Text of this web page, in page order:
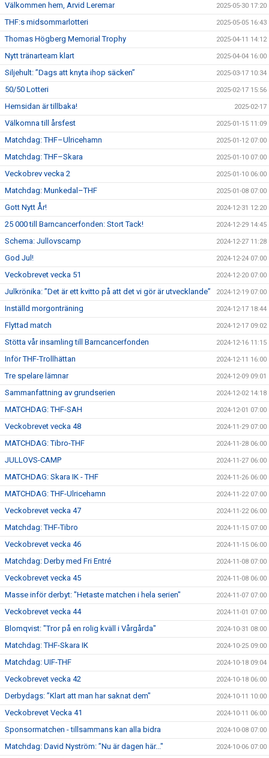
Välkommen hem, Arvid Leremar 2025-05-30 17:20
THF:s midsommarlotteri 2025-05-05 16:43
Thomas Högberg Memorial Trophy 2025-04-11 14:12
Nytt tränarteam klart 2025-04-04 16:00
Siljehult: ”Dags att knyta ihop säcken” 2025-03-17 10:34
50/50 Lotteri 2025-02-17 15:56
Hemsidan är tillbaka! 2025-02-17
Välkomna till årsfest 2025-01-15 11:09
Matchdag: THF–Ulricehamn 2025-01-12 07:00
Matchdag: THF–Skara 2025-01-10 07:00
Veckobrev vecka 2 2025-01-10 06:00
Matchdag: Munkedal–THF 2025-01-08 07:00
Gott Nytt År! 2024-12-31 12:20
25 000 till Barncancerfonden: Stort Tack! 2024-12-29 14:45
Schema: Jullovscamp 2024-12-27 11:28
God Jul! 2024-12-24 07:00
Veckobrevet vecka 51 2024-12-20 07:00
Julkrönika: ”Det är ett kvitto på att det vi gör är utvecklande” 2024-12-19 07:00
Inställd morgonträning 2024-12-17 18:44
Flyttad match 2024-12-17 09:02
Stötta vår insamling till Barncancerfonden 2024-12-16 11:15
Inför THF-Trollhättan 2024-12-11 16:00
Tre spelare lämnar 2024-12-09 09:01
Sammanfattning av grundserien 2024-12-02 14:18
MATCHDAG: THF-SAH 2024-12-01 07:00
Veckobrevet vecka 48 2024-11-29 07:00
MATCHDAG: Tibro-THF 2024-11-28 06:00
JULLOVS-CAMP 2024-11-27 06:00
MATCHDAG: Skara IK - THF 2024-11-26 06:00
MATCHDAG: THF-Ulricehamn 2024-11-22 07:00
Veckobrevet vecka 47 2024-11-22 06:00
Matchdag: THF-Tibro 2024-11-15 07:00
Veckobrevet vecka 46 2024-11-15 06:00
Matchdag: Derby med Fri Entré 2024-11-08 07:00
Veckobrevet vecka 45 2024-11-08 06:00
Masse inför derbyt: "Hetaste matchen i hela serien" 2024-11-07 07:00
Veckobrevet vecka 44 2024-11-01 07:00
Blomqvist: "Tror på en rolig kväll i Vårgårda" 2024-10-31 08:00
Matchdag: THF-Skara IK 2024-10-25 09:00
Matchdag: UIF-THF 2024-10-18 09:04
Veckobrevet vecka 42 2024-10-18 06:00
Derbydags: ”Klart att man har saknat dem" 2024-10-11 10:00
Veckobrevet Vecka 41 2024-10-11 06:00
Sponsormatchen - tillsammans kan alla bidra 2024-10-08 07:00
Matchdag: David Nyström: ”Nu är dagen här..." 2024-10-06 07:00